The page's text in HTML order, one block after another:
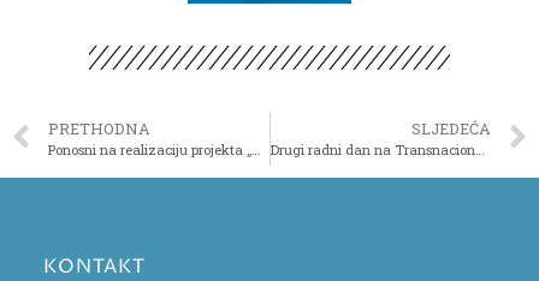
PRETHODNA SLJEDEĆA
KONTAKT